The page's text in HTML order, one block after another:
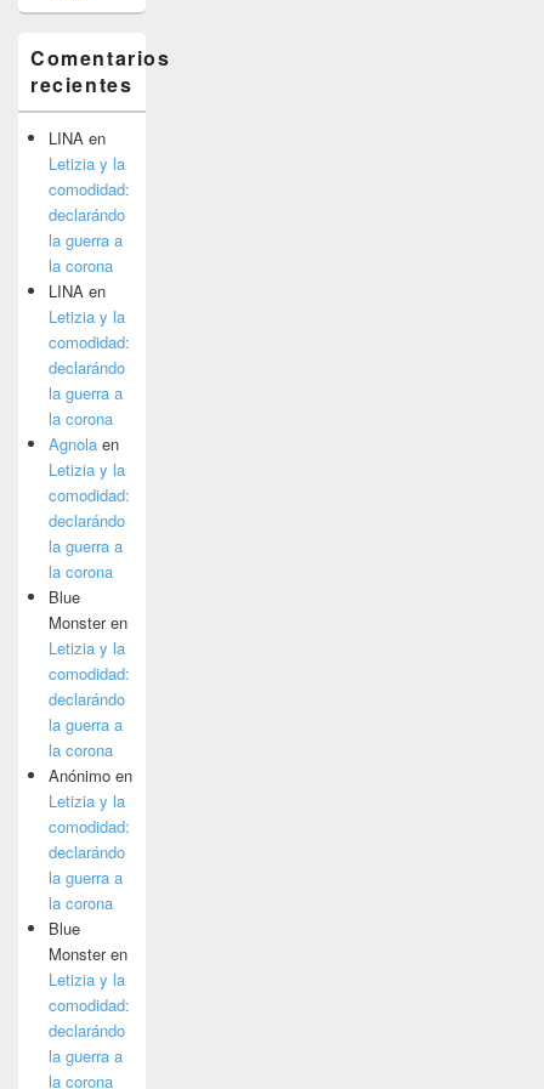
Comentarios
recientes
LINA en
Letizia y la
comodidad:
declarándo
la guerra a
la corona
LINA en
Letizia y la
comodidad:
declarándo
la guerra a
la corona
Agnola en
Letizia y la
comodidad:
declarándo
la guerra a
la corona
Blue
Monsteren
Letizia y la
comodidad:
declarándo
la guerra a
la corona
Anónimo en
Letizia y la
comodidad:
declarándo
la guerra a
la corona
Blue
Monsteren
Letizia y la
comodidad:
declarándo
la guerra a
la corona